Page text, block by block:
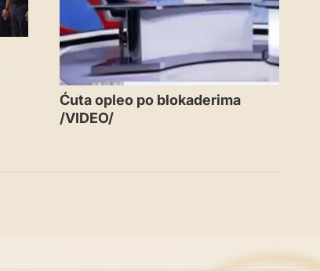
Ćuta opleo po blokaderima
/VIDEO/